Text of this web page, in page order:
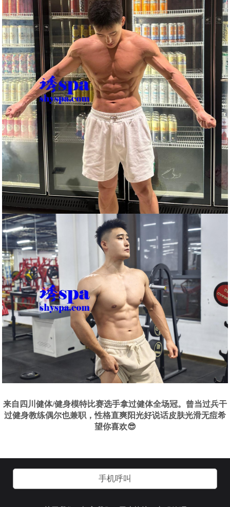
来自四川健体/健身模特比赛选手拿过健体全场冠。曾当过兵干
过健身教练偶尔也兼职，性格直爽阳光好说话皮肤光滑无痘希
望你喜欢😎
手机呼叫